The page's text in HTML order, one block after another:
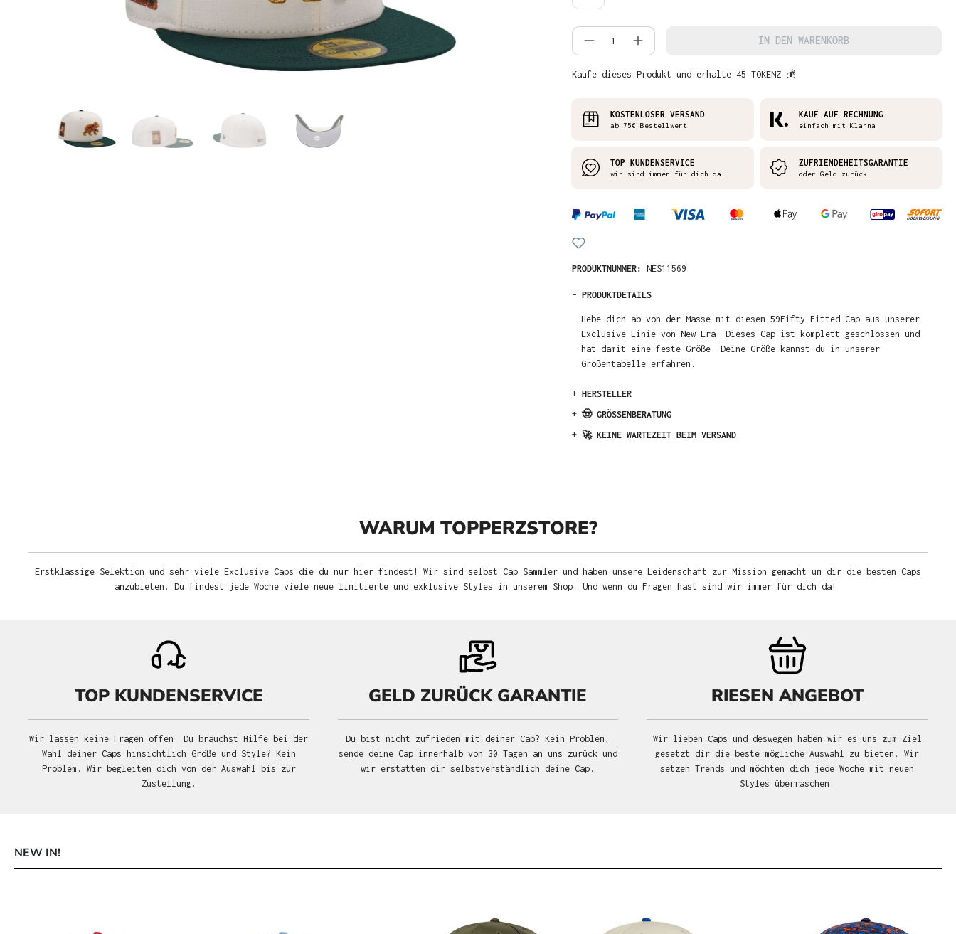
Produkt Anzahl: Gib den gewünschten Wert
IN DEN WARENKORB
Kaufe dieses Produkt und erhalte 45 TOKENZ 💰
KOSTENLOSER VERSAND
ab 75€ Bestellwert
KAUF AUF RECHNUNG
einfach mit Klarna
TOP KUNDENSERVICE
wir sind immer für dich da!
ZUFRIENDEHEITSGARANTIE
oder Geld zurück!
PRODUKTNUMMER: NES11569
- PRODUKTDETAILS
Hebe dich ab von der Masse mit diesem 59Fifty Fitted Cap aus unserer
Exclusive Linie von New Era. Dieses Cap ist komplett geschlossen und
hat damit eine feste Größe. Deine Größe kannst du in unserer
Größentabelle erfahren.
+ HERSTELLER
+ 🤠 GRÖSSENBERATUNG
+ 🚀 KEINE WARTEZEIT BEIM VERSAND
WARUM TOPPERZSTORE?
Erstklassige Selektion und sehr viele Exclusive Caps die du nur hier findest! Wir sind selbst Cap Sammler und haben unsere Leidenschaft zur Mission gemacht um dir die besten Caps
anzubieten. Du findest jede Woche viele neue limitierte und exklusive Styles in unserem Shop. Und wenn du Fragen hast sind wir immer für dich da!
TOP KUNDENSERVICE
Wir lassen keine Fragen offen. Du brauchst Hilfe bei der
Wahl deiner Caps hinsichtlich Größe und Style? Kein
Problem. Wir begleiten dich von der Auswahl bis zur
Zustellung.
GELD ZURÜCK GARANTIE
Du bist nicht zufrieden mit deiner Cap? Kein Problem,
sende deine Cap innerhalb von 30 Tagen an uns zurück und
wir erstatten dir selbstverständlich deine Cap.
RIESEN ANGEBOT
Wir lieben Caps und deswegen haben wir es uns zum Ziel
gesetzt dir die beste mögliche Auswahl zu bieten. Wir
setzen Trends und möchten dich jede Woche mit neuen
Styles überraschen.
NEW IN!